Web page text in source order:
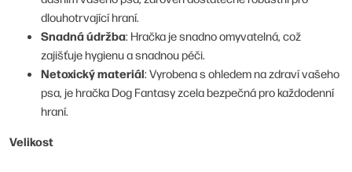
dlouhotrvající hraní.
Snadná údržba: Hračka je snadno omyvatelná, což
zajišťuje hygienu a snadnou péči.
Netoxický materiál: Vyrobena s ohledem na zdraví vašeho
psa, je hračka Dog Fantasy zcela bezpečná pro každodenní
hraní.
Velikost